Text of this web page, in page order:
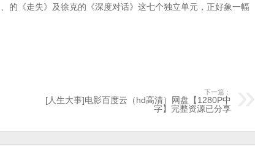
的《走失》及徐克的《深度对话》这七个独立单元，正好象一幅
下一篇：
[人生大事]电影百度云（hd高清）网盘【1280P中
字】完整资源已分享